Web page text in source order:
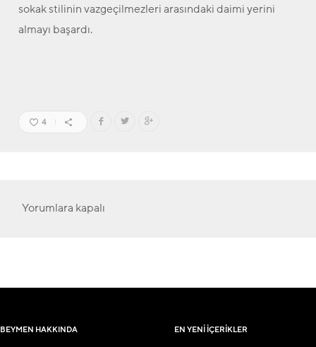
sokak stilinin vazgeçilmezleri arasındaki daimi yerini
almayı başardı.
4
Yorumlara kapalı
BEYMEN HAKKINDA EN YENİ İÇERİKLER